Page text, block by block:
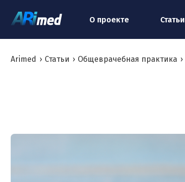
О проекте Статьи
Arimed › Статьи › Общеврачебная практика ›